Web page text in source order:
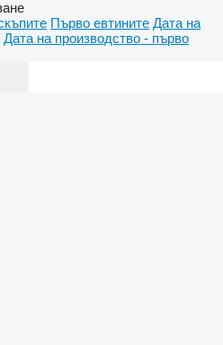
Първо евтините Дата на
Дата на производство - първо